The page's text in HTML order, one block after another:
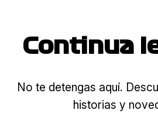
Continua
No te detengas aquí.
historias y